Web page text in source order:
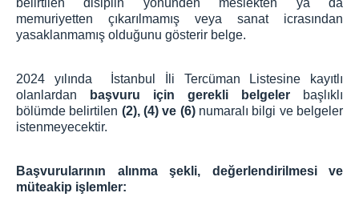
belirtilen disiplin yönünden meslekten ya da
memuriyetten çıkarılmamış veya sanat icrasından
yasaklanmamış olduğunu gösterir belge.
2024 yılında İstanbul İli Tercüman Listesine kayıtlı
olanlardan
başvuru için gerekli belgeler başlıklı
bölümde belirtilen (2), (4) ve (6)numaralı bilgi ve belgeler
istenmeyecektir.
Başvurularının alınma şekli, değerlendirilmesi ve
müteakip işlemler: